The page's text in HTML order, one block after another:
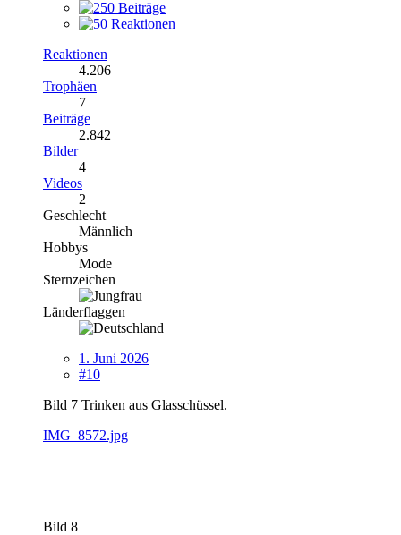
Reaktionen
4.206
Trophäen
7
Beiträge
2.842
Bilder
4
Videos
2
Geschlecht
Männlich
Hobbys
Mode
Sternzeichen
Länderflaggen
1. Juni 2026
#10
Bild 7 Trinken aus Glasschüssel.
IMG_8572.jpg
Bild 8